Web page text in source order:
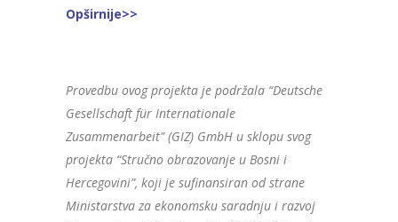
Opširnije>>
Provedbu ovog projekta je podržala “Deutsche
Gesellschaft für Internationale
Zusammenarbeit” (GIZ) GmbH u sklopu svog
projekta “Stručno obrazovanje u Bosni i
Hercegovini”, koji je sufinansiran od strane
Ministarstva za ekonomsku saradnju i razvoj